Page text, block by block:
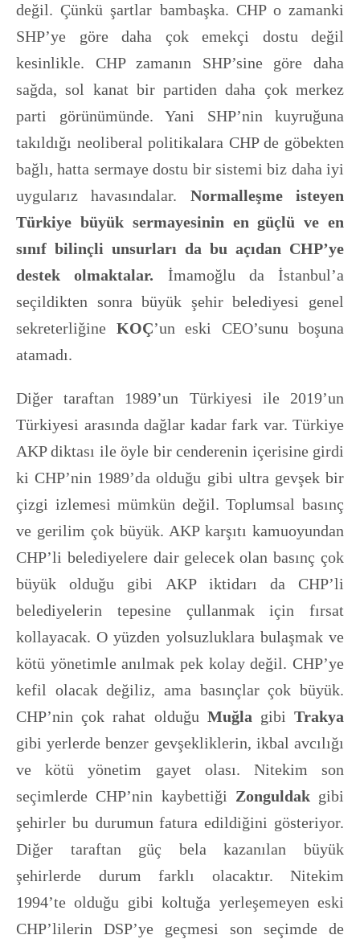
değil. Çünkü şartlar bambaşka. CHP o zamanki
SHP’ye göre daha çok emekçi dostu değil
kesinlikle. CHP zamanın SHP’sine göre daha
sağda, sol kanat bir partiden daha çok merkez
parti görünümünde. Yani SHP’nin kuyruğuna
takıldığı neoliberal politikalara CHP de göbekten
bağlı, hatta sermaye dostu bir sistemi biz daha iyi
uygularız havasındalar. Normalleşme isteyen
Türkiye büyük sermayesinin en güçlü ve en
sınıf bilinçli unsurları da bu açıdan CHP’ye
destek olmaktalar. İmamoğlu da İstanbul’a
seçildikten sonra büyük şehir belediyesi genel
sekreterliğine KOÇ’un eski CEO’sunu boşuna
atamadı.
Diğer taraftan 1989’un Türkiyesi ile 2019’un
Türkiyesi arasında dağlar kadar fark var. Türkiye
AKP diktası ile öyle bir cenderenin içerisine girdi
ki CHP’nin 1989’da olduğu gibi ultra gevşek bir
çizgi izlemesi mümkün değil. Toplumsal basınç
ve gerilim çok büyük. AKP karşıtı kamuoyundan
CHP’li belediyelere dair gelecek olan basınç çok
büyük olduğu gibi AKP iktidarı da CHP’li
belediyelerin tepesine çullanmak için fırsat
kollayacak. O yüzden yolsuzluklara bulaşmak ve
kötü yönetimle anılmak pek kolay değil. CHP’ye
kefil olacak değiliz, ama basınçlar çok büyük.
CHP’nin çok rahat olduğu Muğla gibiTrakya
gibi yerlerde benzer gevşekliklerin, ikbal avcılığı
ve kötü yönetim gayet olası. Nitekim son
seçimlerde CHP’nin kaybettiği Zonguldakgibi
şehirler bu durumun fatura edildiğini gösteriyor.
Diğer taraftan güç bela kazanılan büyük
şehirlerde durum farklı olacaktır. Nitekim
1994’te olduğu gibi koltuğa yerleşemeyen eski
CHP’lilerin DSP’ye geçmesi son seçimde de